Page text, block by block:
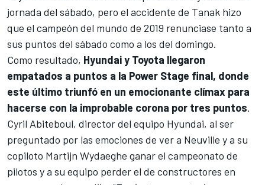
jornada del sábado, pero el accidente de Tanak hizo
que el campeón del mundo de 2019 renunciase tanto a
sus puntos del sábado como a los del domingo.
Como resultado, Hyundai y Toyota llegaron
empatados a puntos a la Power Stage final, donde
este último triunfó en un emocionante clímax para
hacerse con la improbable corona por tres puntos.
Cyril Abiteboul, director del equipo Hyundai, al ser
preguntado por las emociones de ver a Neuville y a su
copiloto Martijn Wydaeghe ganar el campeonato de
pilotos y a su equipo perder el de constructores en